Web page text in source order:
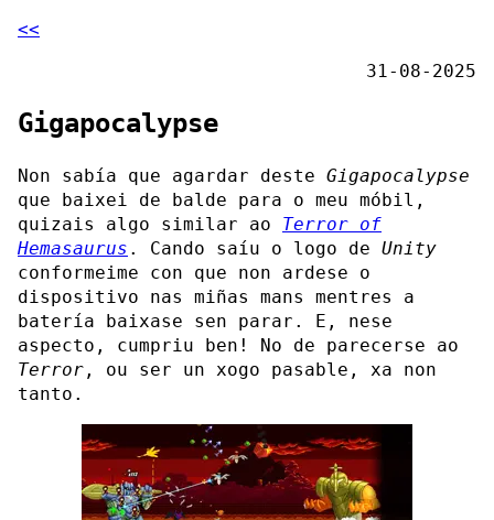
<<
31-08-2025
Gigapocalypse
Non sabía que agardar deste Gigapocalypse
que baixei de balde para o meu móbil,
quizais algo similar ao Terror of
Hemasaurus . Cando saíu o logo de Unity
conformeime con que non ardese o
dispositivo nas miñas mans mentres a
batería baixase sen parar. E, nese
aspecto, cumpriu ben! No de parecerse ao
Terror , ou ser un xogo pasable, xa non
tanto.